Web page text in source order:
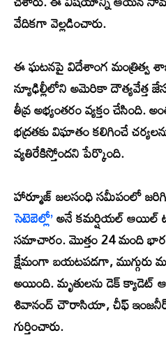
వేదికగా వెల్లడించారు.
ఈ ఘటనపై విదేశాంగ మంత్రిత్వ
న్యూఢిల్లీలోని అమెరికా దౌత్యవేత్త
తీవ్ర అభ్యంతరం వ్యక్తం
భద్రతకు విఘాతం కలిగించే
వ్యతిరేకిస్తోందని పేర్కొంది.
హార్మూజ్ జలసంధి సమీపంలో
సెటెబెల్లో’అనే కమర్షియల్ ఆయిల్
సమాచారం. మొత్తం 24 మంది
క్షేమంగా బయటపడగా, ముగ్గురు
అయింది. మృతులను డెక్ క్యాడెట్
శివానంద్ చౌరాసియా, చీఫ్
గుర్తించారు.